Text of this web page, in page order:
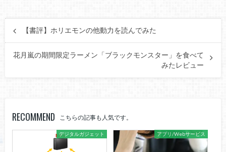
【書評】ホリエモンの他動力を読んでみた
花月嵐の期間限定ラーメン「ブラックモンスター」を食べて
みたレビュー
RECOMMEND こちらの記事も人気です。
デジタルガジェット アプリ/Webサービス